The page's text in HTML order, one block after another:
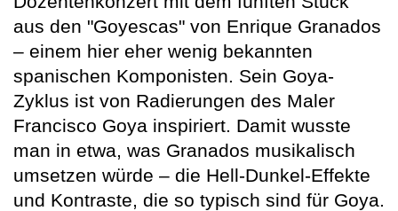
aus den "Goyescas" von Enrique Granados
– einem hier eher wenig bekannten
spanischen Komponisten. Sein Goya-
Zyklus ist von Radierungen des Maler
Francisco Goya inspiriert. Damit wusste
man in etwa, was Granados musikalisch
umsetzen würde – die Hell-Dunkel-Effekte
und Kontraste, die so typisch sind für Goya.